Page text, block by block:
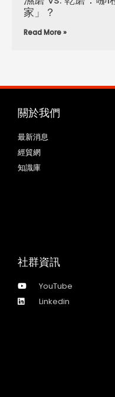
家」？
Read More »
關於我們
最新消息
經貿網
知識庫
社群資訊
YouTube
Linkedin